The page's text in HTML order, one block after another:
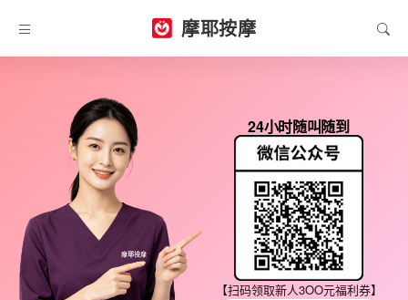
摩耶按摩
24小时随叫随到
【扫码领取新人3OO元福利券】